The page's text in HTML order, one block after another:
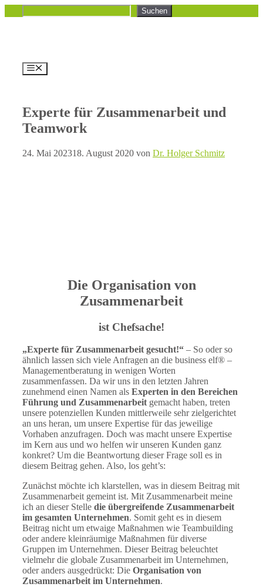
Inhalt
Suchen Suchen
Menü
Experte für Zusammenarbeit und
Teamwork
24. Mai 202318. August 2020 von Dr. Holger Schmitz
Die Organisation von
Zusammenarbeit
ist Chefsache!
„Experte für Zusammenarbeit gesucht!“ – So oder so
ähnlich lassen sich viele Anfragen an die business elf® –
Managementberatung in wenigen Worten
zusammenfassen. Da wir uns in den letzten Jahren
zunehmend einen Namen als Experten in den Bereichen
Führung und Zusammenarbeit gemacht haben, treten
unsere potenziellen Kunden mittlerweile sehr zielgerichtet
an uns heran, um unsere Expertise für das jeweilige
Vorhaben anzufragen. Doch was macht unsere Expertise
im Kern aus und wo helfen wir unseren Kunden ganz
konkret? Um die Beantwortung dieser Frage soll es in
diesem Beitrag gehen. Also, los geht’s:
Zunächst möchte ich klarstellen, was in diesem Beitrag mit
Zusammenarbeit gemeint ist. Mit Zusammenarbeit meine
ich an dieser Stelle die übergreifende Zusammenarbeit
im gesamten Unternehmen. Somit geht es in diesem
Beitrag nicht um etwaige Maßnahmen wie Teambuilding
oder andere kleinräumige Maßnahmen für diverse
Gruppen im Unternehmen. Dieser Beitrag beleuchtet
vielmehr die globale Zusammenarbeit im Unternehmen,
oder anders ausgedrückt: Die Organisation von
Zusammenarbeit im Unternehmen.